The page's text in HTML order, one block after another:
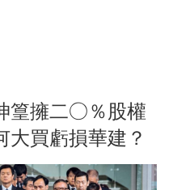
篁擁二○％股權
大買虧損華建？